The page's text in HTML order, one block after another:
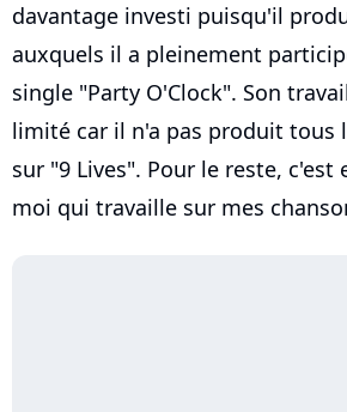
davantage investi puisqu'il
auxquels il a pleinement
single "Party O'Clock". Son
limité car il n'a pas produit tous
sur "9 Lives". Pour le reste, c'est
moi qui travaille sur mes